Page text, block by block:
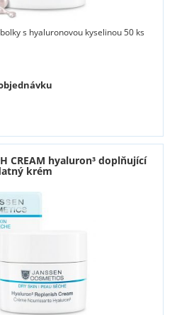
s hyaluronovou kyselinou 50 ks
CREAM hyaluron³ doplňující
krém